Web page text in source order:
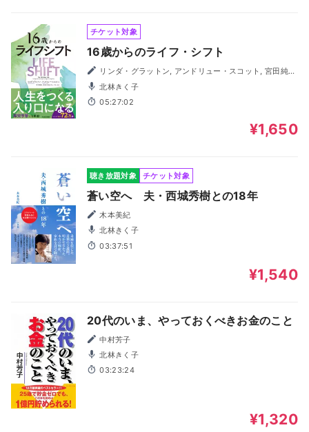
チケット対象
16歳からのライフ・シフト
／監修, 未来の先生フォーラム／監修
北林きく子
05:27:02
¥1,650
聴き放題対象 チケット対象
蒼い空へ 夫・西城秀樹との18年
木本美紀
北林きく子
03:37:51
¥1,540
20代のいま、やっておくべきお金のこと
中村芳子
北林きく子
03:23:24
¥1,320